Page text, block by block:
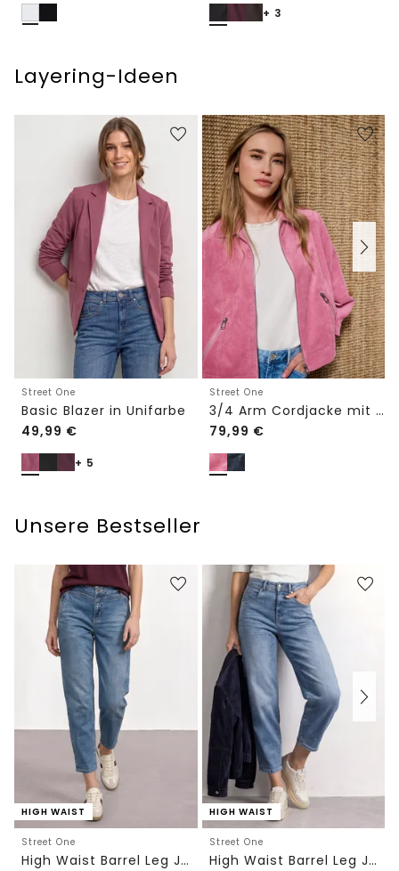
+ 3
Layering-Ideen
Street One
Basic Blazer in Unifarbe
49,99 €
+ 5
Street One
3/4 Arm Cordjacke mit Hemdkragen
79,99 €
Unsere Bestseller
HIGH WAIST
Street One
High Waist Barrel Leg Jeans im Loose Fit
HIGH WAIST
Street One
High Waist Barrel Leg Jeans im Loose Fit